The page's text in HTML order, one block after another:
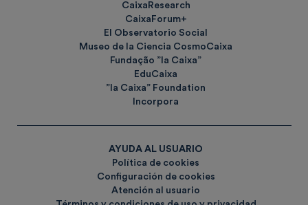
CaixaResearch
CaixaForum+
El Observatorio Social
Museo de la Ciencia CosmoCaixa
Fundação ”la Caixa”
EduCaixa
”la Caixa” Foundation
Incorpora
AYUDA AL USUARIO
Política de cookies
Configuración de cookies
Atención al usuario